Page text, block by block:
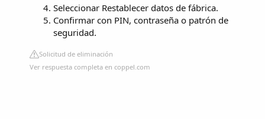
Seleccionar Restablecer datos de fábrica.
Confirmar con PIN, contraseña o patrón de
seguridad.
Solicitud de eliminación
Ver respuesta completa en coppel.com